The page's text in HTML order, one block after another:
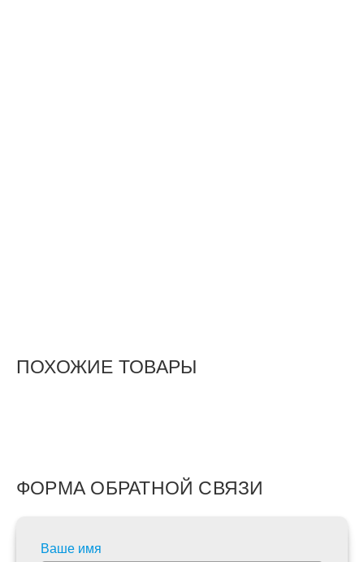
ПОХОЖИЕ ТОВАРЫ
ФОРМА ОБРАТНОЙ СВЯЗИ
Ваше имя